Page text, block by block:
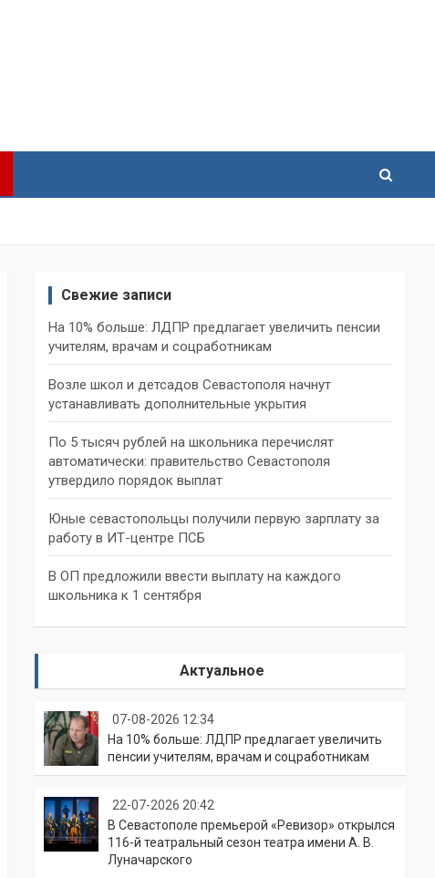
Свежие записи
На 10% больше: ЛДПР предлагает увеличить пенсии
учителям, врачам и соцработникам
Возле школ и детсадов Севастополя начнут
устанавливать дополнительные укрытия
По 5 тысяч рублей на школьника перечислят
автоматически: правительство Севастополя
утвердило порядок выплат
Юные севастопольцы получили первую зарплату за
работу в ИТ-центре ПСБ
В ОП предложили ввести выплату на каждого
школьника к 1 сентября
Актуальное
07-08-2026 12:34
На 10% больше: ЛДПР предлагает увеличить
пенсии учителям, врачам и соцработникам
22-07-2026 20:42
В Севастополе премьерой «Ревизор» открылся
116-й театральный сезон театра имени А. В.
Луначарского